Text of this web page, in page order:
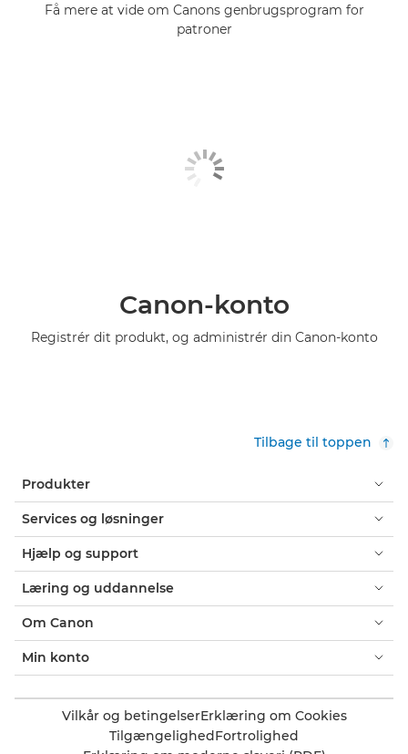
Få mere at vide om Canons genbrugsprogram for
patroner
Canon-konto
Registrér dit produkt, og administrér din Canon-konto
Tilbage til toppen
Produkter
Services og løsninger
Hjælp og support
Læring og uddannelse
Om Canon
Min konto
Vilkår og betingelserErklæring om Cookies
TilgængelighedFortrolighed